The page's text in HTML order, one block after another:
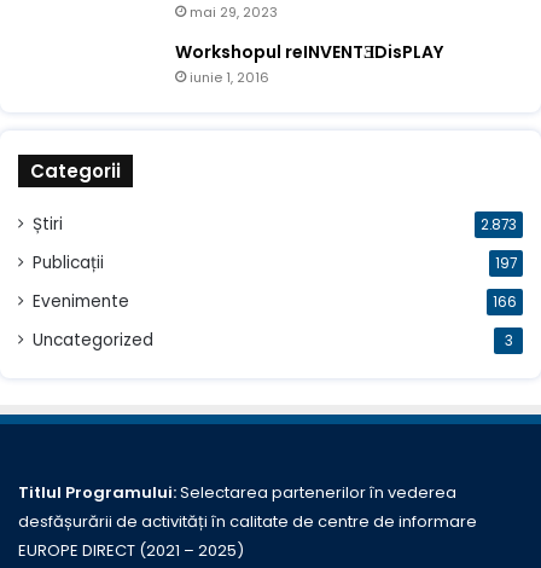
mai 29, 2023
Workshopul reINVENTƎDisPLAY
iunie 1, 2016
Categorii
Știri 2.873
Publicații 197
Evenimente 166
Uncategorized 3
Titlul Programului:Selectarea partenerilor în vederea
desfășurării de activități în calitate de centre de informare
EUROPE DIRECT (2021 – 2025)